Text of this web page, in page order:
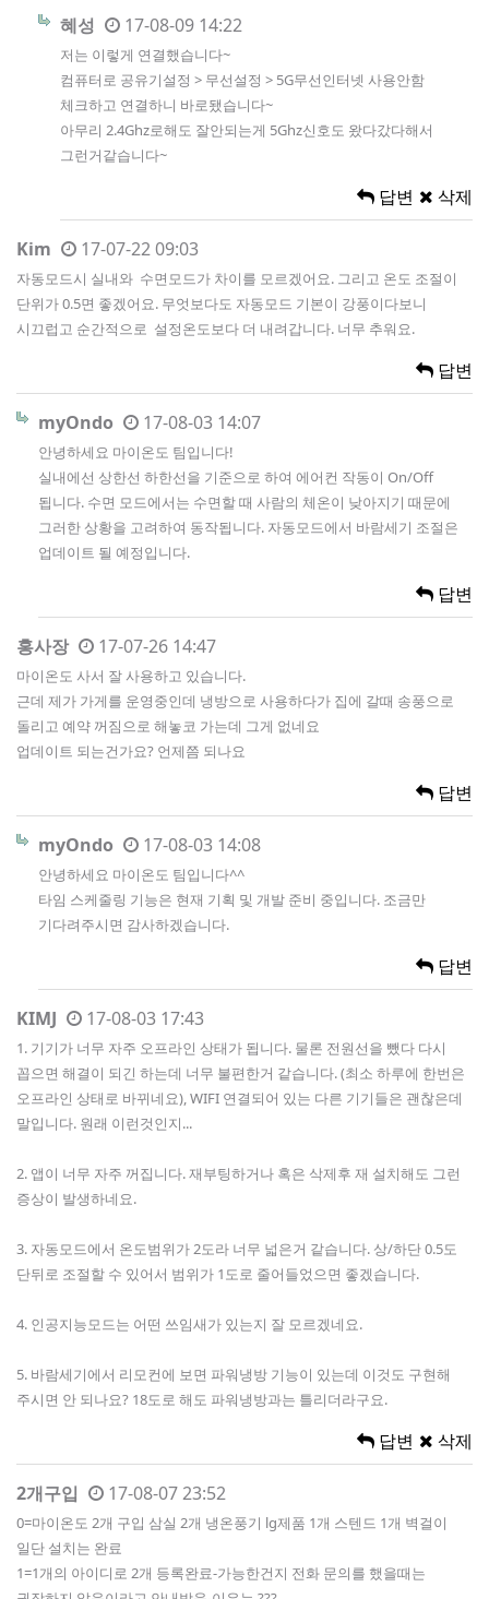
혜성 17-08-09 14:22
저는 이렇게 연결했습니다~
컴퓨터로 공유기설정 > 무선설정 > 5G무선인터넷 사용안함
체크하고 연결하니 바로됐습니다~
아무리 2.4Ghz로해도 잘안되는게 5Ghz신호도 왔다갔다해서
그런거같습니다~
답변 삭제
Kim 17-07-22 09:03
자동모드시 실내와 수면모드가 차이를 모르겠어요. 그리고 온도 조절이
단위가 0.5면 좋겠어요. 무엇보다도 자동모드 기본이 강풍이다보니
시끄럽고 순간적으로 설정온도보다 더 내려갑니다. 너무 추워요.
답변
myOndo 17-08-03 14:07
안녕하세요 마이온도 팀입니다!
실내에선 상한선 하한선을 기준으로 하여 에어컨 작동이 On/Off
됩니다. 수면 모드에서는 수면할 때 사람의 체온이 낮아지기 때문에
그러한 상황을 고려하여 동작됩니다. 자동모드에서 바람세기 조절은
업데이트 될 예정입니다.
답변
홍사장 17-07-26 14:47
마이온도 사서 잘 사용하고 있습니다.
근데 제가 가게를 운영중인데 냉방으로 사용하다가 집에 갈때 송풍으로
돌리고 예약 꺼짐으로 해놓코 가는데 그게 없네요
업데이트 되는건가요? 언제쯤 되나요
답변
myOndo 17-08-03 14:08
안녕하세요 마이온도 팀입니다^^
타임 스케줄링 기능은 현재 기획 및 개발 준비 중입니다. 조금만
기다려주시면 감사하겠습니다.
답변
KIMJ 17-08-03 17:43
1. 기기가 너무 자주 오프라인 상태가 됩니다. 물론 전원선을 뺐다 다시
꼽으면 해결이 되긴 하는데 너무 불편한거 같습니다. (최소 하루에 한번은
오프라인 상태로 바뀌네요), WIFI 연결되어 있는 다른 기기들은 괜찮은데
말입니다. 원래 이런것인지...
2. 앱이 너무 자주 꺼집니다. 재부팅하거나 혹은 삭제후 재 설치해도 그런
증상이 발생하네요.
3. 자동모드에서 온도범위가 2도라 너무 넓은거 같습니다. 상/하단 0.5도
단뒤로 조절할 수 있어서 범위가 1도로 줄어들었으면 좋겠습니다.
4. 인공지능모드는 어떤 쓰임새가 있는지 잘 모르겠네요.
5. 바람세기에서 리모컨에 보면 파워냉방 기능이 있는데 이것도 구현해
주시면 안 되나요? 18도로 해도 파워냉방과는 틀리더라구요.
답변 삭제
2개구입 17-08-07 23:52
0=마이온도 2개 구입 삼실 2개 냉온풍기 lg제품 1개 스텐드 1개 벽걸이
일단 설치는 완료
1=1개의 아이디로 2개 등록완료-가능한건지 전화 문의를 했을때는